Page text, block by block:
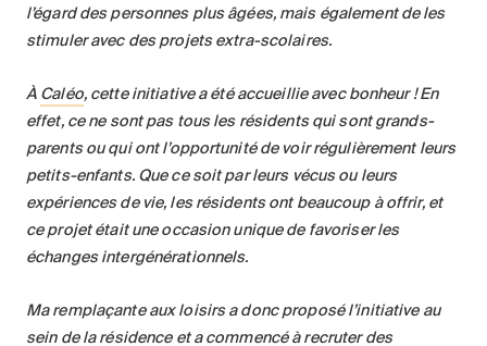
l’égard des personnes plus âgées, mais également de les
stimuler avec des projets extra-scolaires.
À Caléo, cette initiative a été accueillie avec bonheur ! En
effet, ce ne sont pas tous les résidents qui sont grands-
parents ou qui ont l’opportunité de voir régulièrement leurs
petits-enfants. Que ce soit par leurs vécus ou leurs
expériences de vie, les résidents ont beaucoup à offrir, et
ce projet était une occasion unique de favoriser les
échanges intergénérationnels.
Ma remplaçante aux loisirs a donc proposé l’initiative au
sein de la résidence et a commencé à recruter des